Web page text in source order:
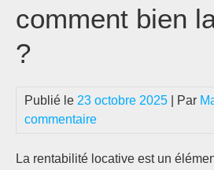
comment bien
?
Publié le 23 octobre 2025 | Par
commentaire
La rentabilité locative est un